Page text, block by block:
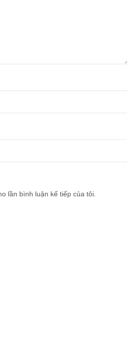
lần bình luận kế tiếp của tôi.